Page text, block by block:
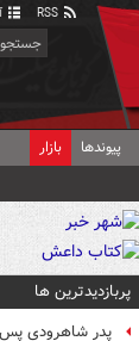
پیوندها بازار
پربازدیدترین ها
پدر شاهرودی